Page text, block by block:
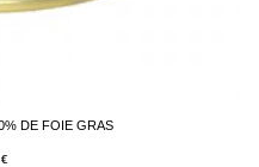
DE FOIE GRAS
€